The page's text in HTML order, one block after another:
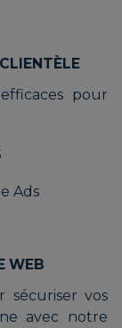
pour
Ads
WEB
sécuriser vos
avec notre